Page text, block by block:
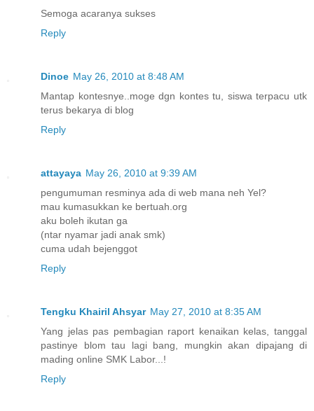
Semoga acaranya sukses
Reply
Dinoe May 26, 2010 at 8:48 AM
Mantap kontesnye..moge dgn kontes tu, siswa terpacu utk
terus bekarya di blog
Reply
attayaya May 26, 2010 at 9:39 AM
pengumuman resminya ada di web mana neh Yel?
mau kumasukkan ke bertuah.org
aku boleh ikutan ga
(ntar nyamar jadi anak smk)
cuma udah bejenggot
Reply
Tengku Khairil Ahsyar May 27, 2010 at 8:35 AM
Yang jelas pas pembagian raport kenaikan kelas, tanggal
pastinye blom tau lagi bang, mungkin akan dipajang di
mading online SMK Labor...!
Reply